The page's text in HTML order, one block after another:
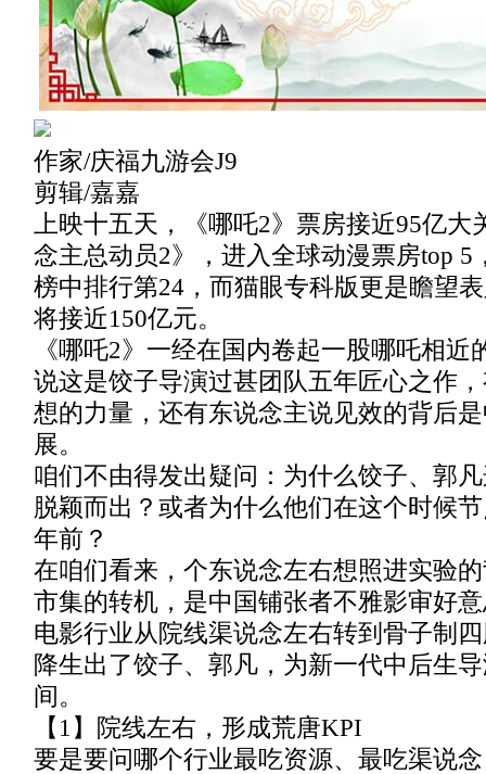
作家/庆福九游会J9
剪辑/嘉嘉
上映十五天，《哪吒2》票房接近95亿大
念主总动员2》，进入全球动漫票房top 5
榜中排行第24，而猫眼专科版更是瞻望
将接近150亿元。
《哪吒2》一经在国内卷起一股哪吒相近
说这是饺子导演过甚团队五年匠心之作
想的力量，还有东说念主说见效的背后
展。
咱们不由得发出疑问：为什么饺子、郭
脱颖而出？或者为什么他们在这个时候
年前？
在咱们看来，个东说念左右想照进实验
市集的转机，是中国铺张者不雅影审好
电影行业从院线渠说念左右转到骨子制
降生出了饺子、郭凡，为新一代中后生
间。
【1】院线左右，形成荒唐KPI
要是要问哪个行业最吃资源、最吃渠说